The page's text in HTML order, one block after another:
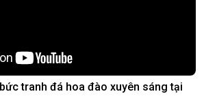
tranh đá hoa đào xuyên sáng tại